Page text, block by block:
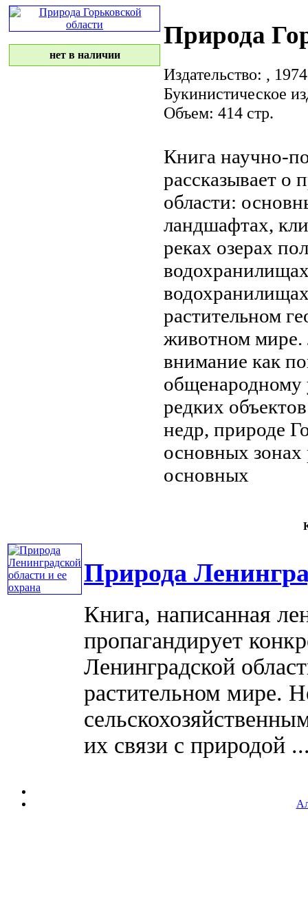
нет в наличии
Природа
Издательство: ,
Букинистическое
Объем: 414 стр.
Книга научно-
рассказывает о
области:
ландшафтах,
реках озерах
растительном
животном мире.
внимание как
общенародному
редких
недр, природе
основных зонах
основных
Природа
Книга, написанная
пропагандирует
Ленинградской
растительном мире.
их связи с природой